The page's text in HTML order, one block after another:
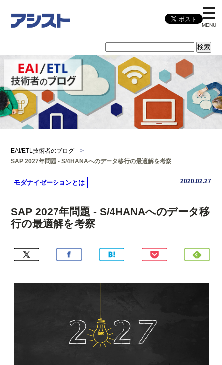
MENU
EAI/ETL技術者のブログ
>
SAP 2027年問題 - S/4HANAへのデータ移行の最適解を考察
モダナイゼーションとは 2020.02.27
SAP 2027年問題 - S/4HANAへのデータ移
行の最適解を考察